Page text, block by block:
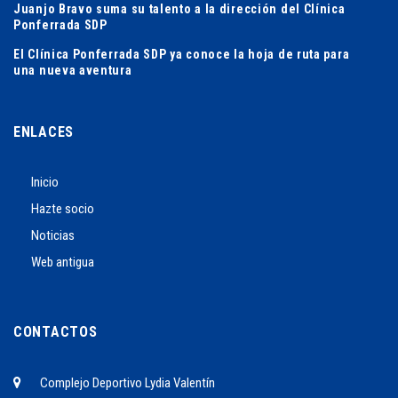
Juanjo Bravo suma su talento a la dirección del Clínica
Ponferrada SDP
El Clínica Ponferrada SDP ya conoce la hoja de ruta para
una nueva aventura
ENLACES
Inicio
Hazte socio
Noticias
Web antigua
CONTACTOS
Complejo Deportivo Lydia Valentín